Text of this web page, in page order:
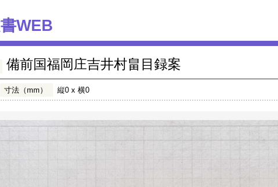
WEB
備前国福岡庄吉井村畠目録案
寸法（mm） 縦0 x 横0